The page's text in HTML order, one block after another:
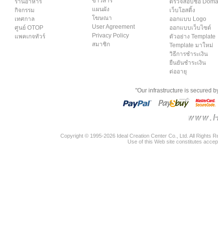
ร้านอาหาร
กิจกรรม
เทศกาล
ศูนย์ OTOP
แพคเกจทัวร์
แผนผัง
โฆษณา
User Agreement
Privacy Policy
สมาชิก
ตรวจสอบชื่อ
เว็บโฮสติ้ง
ออกแบบ Logo
ออกแบบเว็บไซต์
ตัวอย่าง Template
Template มาใหม่
วิธีการชำระเงิน
ยืนยันชำระเงิน
ต่ออายุ
"Our infrastructure is secured
Copyright © 1995-2026 Ideal Creation Center Co., Ltd. All Rights
Use of this Web site constitutes